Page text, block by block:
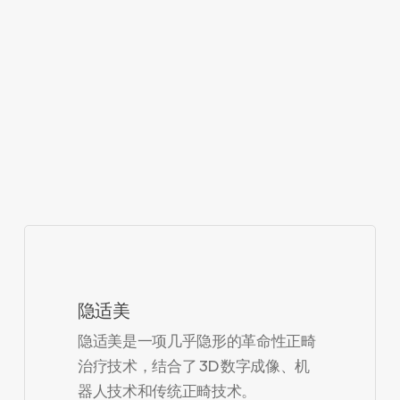
隐适美
隐适美是一项几乎隐形的革命性正畸
治疗技术，结合了 3D 数字成像、机
器人技术和传统正畸技术。